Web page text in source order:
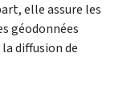
elle assure les
géodonnées
diffusion de